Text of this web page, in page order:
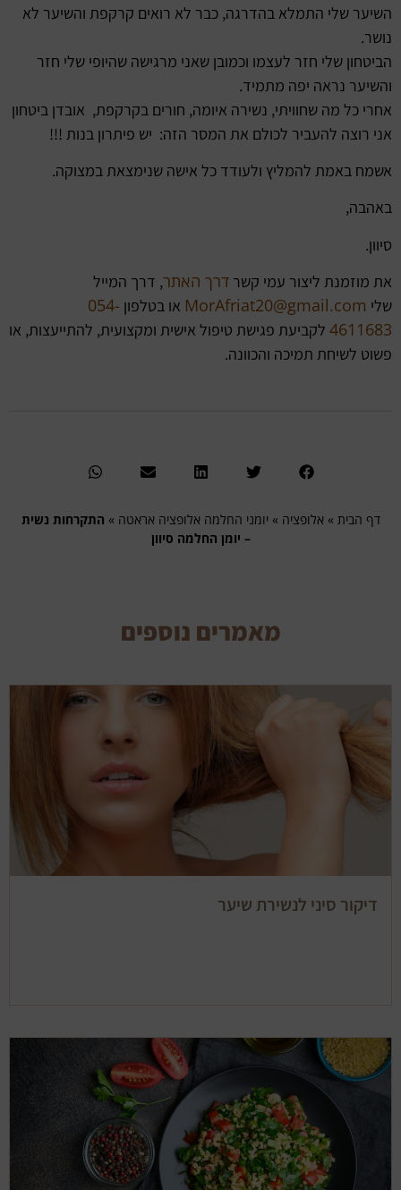
השיער שלי התמלא בהדרגה, כבר לא רואים קרקפת והשיער לא
נושר.
הביטחון שלי חזר לעצמו וכמובן שאני מרגישה שהיופי שלי חזר
והשיער נראה יפה מתמיד.
אחרי כל מה שחוויתי, נשירה איומה, חורים בקרקפת, אובדן ביטחון
אני רוצה להעביר לכולם את המסר הזה: יש פיתרון בנות !!!
אשמח באמת להמליץ ולעודד כל אישה שנימצאת במצוקה.
באהבה,
סיוון.
את מוזמנת ליצור עמי קשר דרך האתר, דרך המייל
שלי MorAfriat20@gmail.com או בטלפון 054-
4611683 לקביעת פגישת טיפול אישית ומקצועית, להתייעצות, או
פשוט לשיחת תמיכה והכוונה.
דף הבית »אלופציה » יומני החלמה אלופציה אראטה » התקרחות נשית
– יומן החלמה סיוון
מאמרים נוספים
דיקור סיני לנשירת שיער